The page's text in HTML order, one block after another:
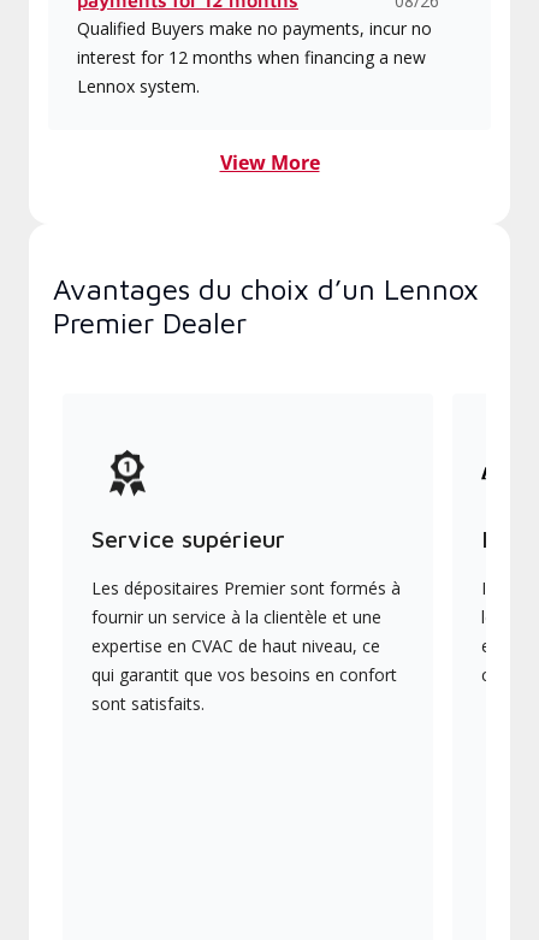
Qualified Buyers make no payments, incur no
interest for 12 months when financing a new
Lennox system.
View More
Avantages du choix d’un Lennox
Premier Dealer
Service supérieur
Les dépositaires Premier sont formés à
fournir un service à la clientèle et une
expertise en CVAC de haut niveau, ce
qui garantit que vos besoins en confort
sont satisfaits.
Ils
les
en